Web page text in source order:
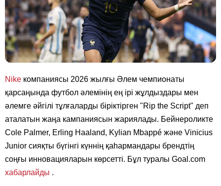
Nike компаниясы 2026 жылғы Әлем чемпионаты
қарсаңында футбол әлемінің ең ірі жұлдыздары мен
әлемге әйгілі тұлғаларды біріктірген "Rip the Script" деп
аталатын жаңа кампаниясын жариялады. Бейнероликте
Cole Palmer, Erling Haaland, Kylian Mbappé және Vinicius
Junior сияқты бүгінгі күннің қаһармандары брендтің
соңғы инновацияларын көрсетті. Бұл туралы Goal.com
хабарлайды .